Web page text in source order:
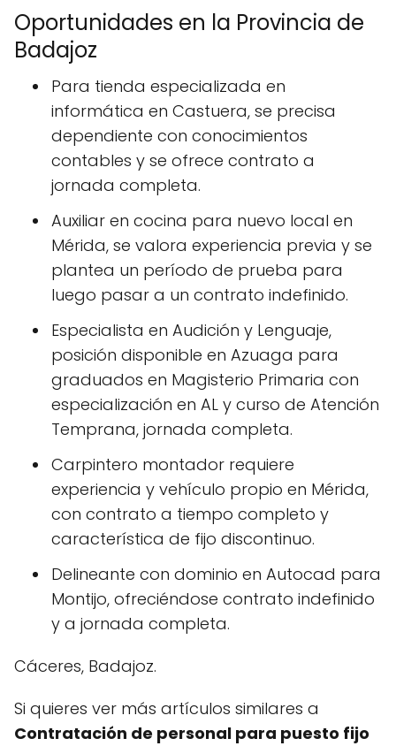
Oportunidades en la Provincia de
Badajoz
Para tienda especializada en
informática en Castuera, se precisa
dependiente con conocimientos
contables y se ofrece contrato a
jornada completa.
Auxiliar en cocina para nuevo local en
Mérida, se valora experiencia previa y se
plantea un período de prueba para
luego pasar a un contrato indefinido.
Especialista en Audición y Lenguaje,
posición disponible en Azuaga para
graduados en Magisterio Primaria con
especialización en AL y curso de Atención
Temprana, jornada completa.
Carpintero montador requiere
experiencia y vehículo propio en Mérida,
con contrato a tiempo completo y
característica de fijo discontinuo.
Delineante con dominio en Autocad para
Montijo, ofreciéndose contrato indefinido
y a jornada completa.
Cáceres, Badajoz.
Si quieres ver más artículos similares a
Contratación de personal para puesto fijo